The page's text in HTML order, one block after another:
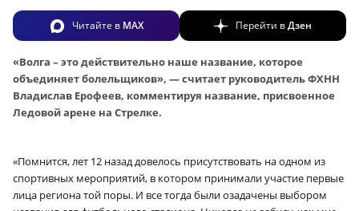
Читайте в MAX Перейти вДзен
«Волга – это действительно наше название, которое
объединяет болельщиков», — считает руководитель ФХНН
Владислав Ерофеев, комментируя название, присвоенное
Ледовой арене на Стрелке.
«Помнится, лет 12 назад довелось присутствовать на одном из
спортивных мероприятий, в котором принимали участие первые
лица региона той поры. И все тогда были озадачены выбором